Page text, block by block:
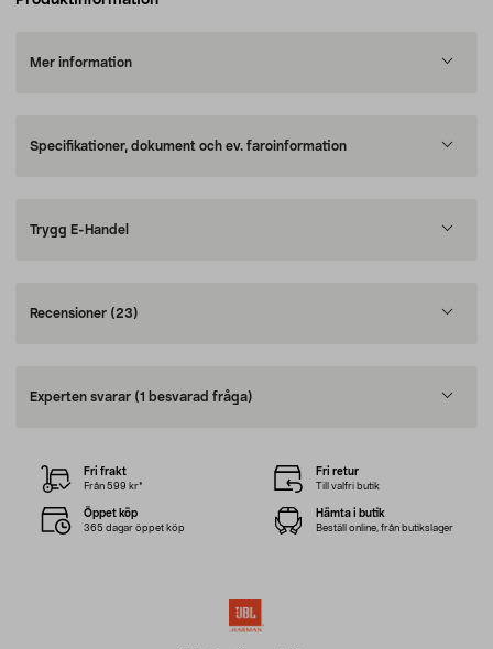
Mer information
Specifikationer, dokument och ev. faroinformation
Trygg E-Handel
Recensioner (23)
Experten svarar (1 besvarad fråga)
Fri frakt
Från 599 kr*
Fri retur
Till valfri butik
Öppet köp
365 dagar öppet köp
Hämta i butik
Beställ online, från butikslager